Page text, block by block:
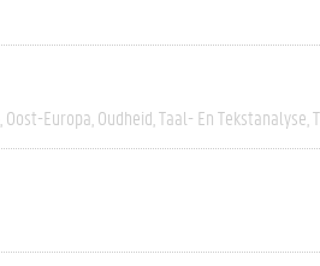
Oost-Europa Oudheid Taal- En Tekstanalyse